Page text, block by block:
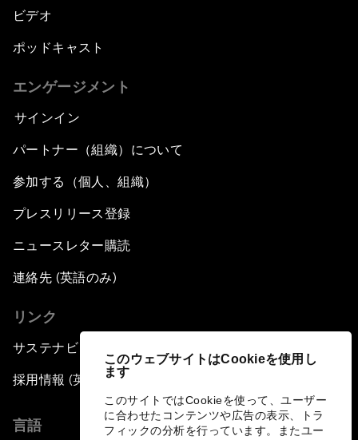
このウェブサイトはCookieを使用し
ます
このサイトではCookieを使って、ユーザー
に合わせたコンテンツや広告の表示、トラ
フィックの分析を行っています。またユー
ビデオ
ポッドキャスト
エンゲージメント
サインイン
パートナー（組織）について
参加する（個人、組織）
プレスリリース登録
ニュースレター購読
連絡先 (英語のみ)
リンク
サステナビリティへの取り組み
採用情報 (英語のみ)
言語